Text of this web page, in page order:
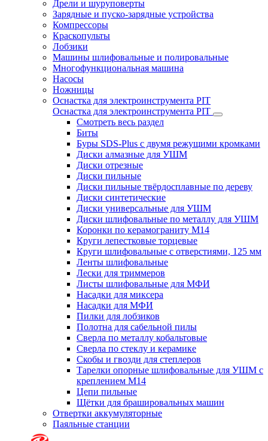
Дрели и шуруповерты
Зарядные и пуско-зарядные устройства
Компрессоры
Краскопульты
Лобзики
Машины шлифовальные и полировальные
Многофункциональная машина
Насосы
Ножницы
Оснастка для электроинструмента PIT
Оснастка для электроинструмента PIT
Смотреть весь раздел
Биты
Буры SDS-Plus c двумя режущими кромками
Диски алмазные для УШМ
Диски отрезные
Диски пильные
Диски пильные твёрдосплавные по дереву
Диски синтетические
Диски универсальные для УШМ
Диски шлифовальные по металлу для УШМ
Коронки по керамограниту M14
Круги лепестковые торцевые
Круги шлифовальные с отверстиями, 125 мм
Ленты шлифовальные
Лески для триммеров
Листы шлифовальные для МФИ
Насадки для миксера
Насадки для МФИ
Пилки для лобзиков
Полотна для сабельной пилы
Сверла по металлу кобальтовые
Сверла по стеклу и керамике
Скобы и гвозди для степлеров
Тарелки опорные шлифовальные для УШМ с
креплением М14
Цепи пильные
Щётки для брашировальных машин
Отвертки аккумуляторные
Паяльные станции